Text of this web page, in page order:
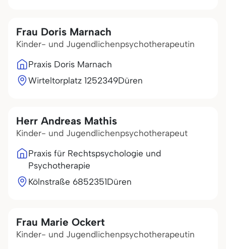
Frau Doris Marnach
Kinder- und Jugendlichenpsychotherapeutin
Praxis Doris Marnach
Wirteltorplatz 1252349Düren
Herr Andreas Mathis
Kinder- und Jugendlichenpsychotherapeut
Praxis für Rechtspsychologie und
Psychotherapie
Kölnstraße 6852351Düren
Frau Marie Ockert
Kinder- und Jugendlichenpsychotherapeutin